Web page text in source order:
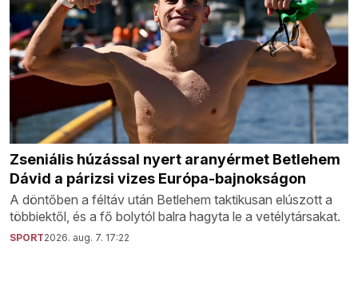
Zseniális húzással nyert aranyérmet Betlehem
Dávid a párizsi vizes Európa-bajnokságon
A döntőben a féltáv után Betlehem taktikusan elúszott a
többiektől, és a fő bolytól balra hagyta le a vetélytársakat.
SPORT2026. aug. 7. 17:22